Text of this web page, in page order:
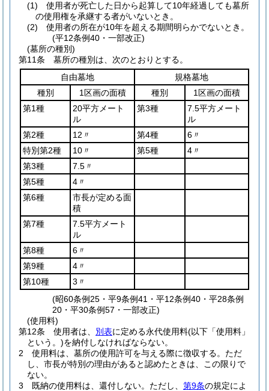
(1)
使用者が死亡した日から起算して10年経過しても墓所
の使用権を承継する者がいないとき。
(2)
使用者の所在が10年を超える期間明らかでないとき。
(平12条例40・一部改正)
(墓所の種別)
第11条
墓所の種別は、次のとおりとする。
自由墓地
規格墓地
種別
1区画の面積 種別
1区画の面積
第1種
20平方メート
ル
第3種
7.5平方メート
ル
第2種
12〃 第4種
6〃
特別第2種
10〃 第5種
4〃
第3種
7.5〃
第5種
4〃
第6種
市長が定める面
積
第7種
7.5平方メート
ル
第8種
6〃
第9種
4〃
第10種
3〃
(昭60条例25・平9条例41・平12条例40・平28条例
20・平30条例57・一部改正)
(使用料)
第12条
使用者は、 別表に定める永代使用料(以下「使用料」
という。)を納付しなければならない。
2
使用料は、墓所の使用許可を与える際に徴収する。 ただ
し、市長が特別の理由があると認めたときは、この限りで
ない。
3
既納の使用料は、還付しない。 ただし、 第9条の規定によ